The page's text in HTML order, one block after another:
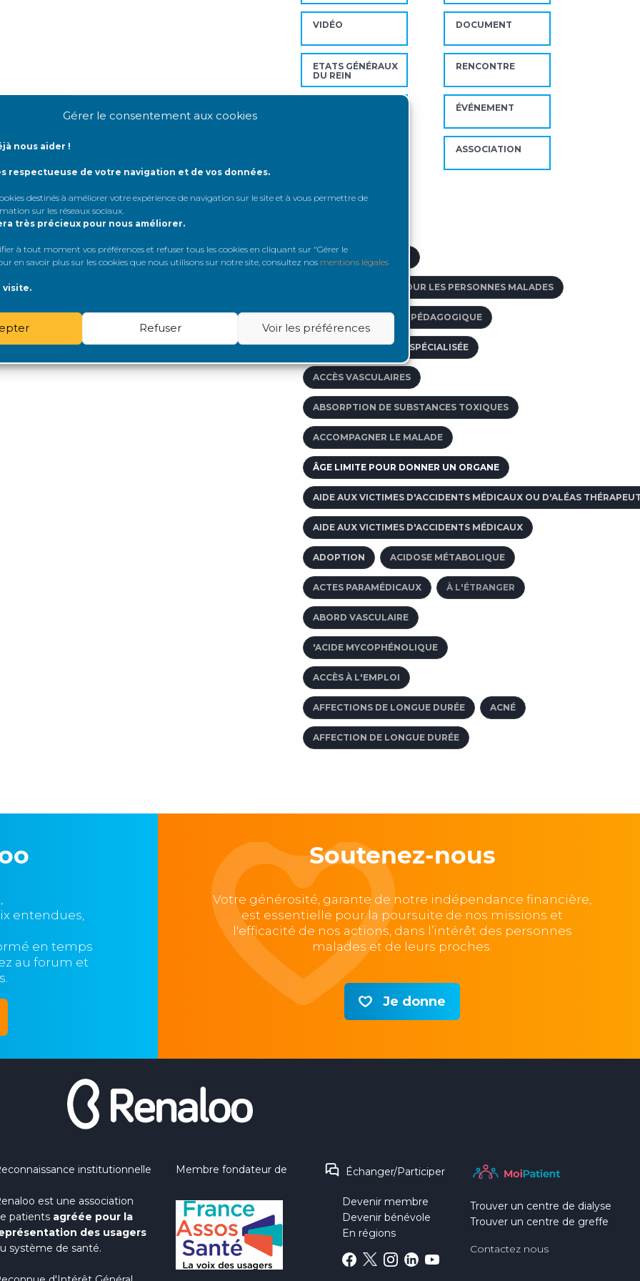
Gérer le consentement aux cookies
nous aider !
respectueuse de votre navigation et de vos données.
destinés à améliorer votre expérience de navigation sur le site et à vous permettre de
sur les réseaux sociaux
très précieux pour nous améliorer.
à tout moment vos préférences et refuser tous les cookies en cliquant sur "Gérer le
en savoir plus sur les cookies que nous utilisons sur notre site, consultez nos mentions légales
visite.
Refuser Voir les préférences
VIDÉO DOCUMENT
ETATS GÉNÉRAUX
DU REIN
RENCONTRE
ÉVÉNEMENT
ASSOCIATION
ACTIVITÉ DE GREFFE
ACCÈS AU CRÉDIT POUR LES PERSONNES MALADES
ACCOMPAGNEMENT PÉDAGOGIQUE
AGENCE DE VOYAGE SPÉCIALISÉE
ACCÈS VASCULAIRES
ABSORPTION DE SUBSTANCES TOXIQUES
ACCOMPAGNER LE MALADE
ÂGE LIMITE POUR DONNER UN ORGANE
AIDE AUX VICTIMES D'ACCIDENTS MÉDICAUX OU D'ALÉAS
AIDE AUX VICTIMES D'ACCIDENTS MÉDICAUX
ADOPTION ACIDOSE MÉTABOLIQUE
ACTES PARAMÉDICAUX À L'ÉTRANGER
ABORD VASCULAIRE
'ACIDE MYCOPHÉNOLIQUE
ACCÈS À L'EMPLOI
AFFECTIONS DE LONGUE DURÉE ACNÉ
AFFECTION DE LONGUE DURÉE
entendues,
en temps
au forum et
Soutenez-nous
Votre générosité, garante de notre indépendance financière,
est essentielle pour la poursuite de nos missions et
l'efficacité de nos actions, dans l’intérêt des personnes
malades et de leurs proches.
Je donne
institutionnelle
est une association
patients agréée pour la
des usagers
système de santé.
Membre fondateur de Échanger/Participer
Devenir membre
Devenir bénévole
En régions
Trouver un centre de dialyse
Trouver un centre de greffe
Contactez nous